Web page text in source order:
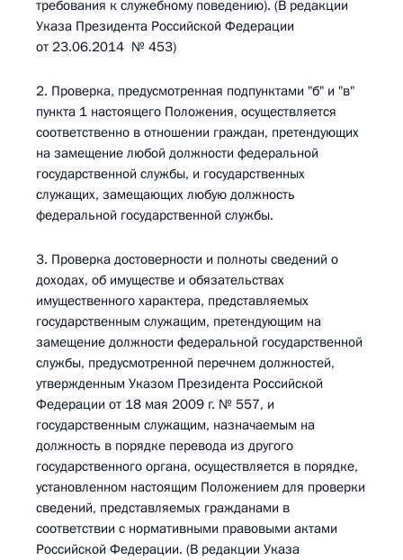
требования к служебному поведению). (В редакции
Указа Президента Российской Федерации
от 23.06.2014 № 453)
2. Проверка, предусмотренная подпунктами "б" и "в"
пункта 1 настоящего Положения, осуществляется
соответственно в отношении граждан, претендующих
на замещение любой должности федеральной
государственной службы, и государственных
служащих, замещающих любую должность
федеральной государственной службы.
3. Проверка достоверности и полноты сведений о
доходах, об имуществе и обязательствах
имущественного характера, представляемых
государственным служащим, претендующим на
замещение должности федеральной государственной
службы, предусмотренной перечнем должностей,
утвержденным Указом Президента Российской
Федерации от 18 мая 2009 г. № 557, и
государственным служащим, назначаемым на
должность в порядке перевода из другого
государственного органа, осуществляется в порядке,
установленном настоящим Положением для проверки
сведений, представляемых гражданами в
соответствии с нормативными правовыми актами
Российской Федерации. (В редакции Указа